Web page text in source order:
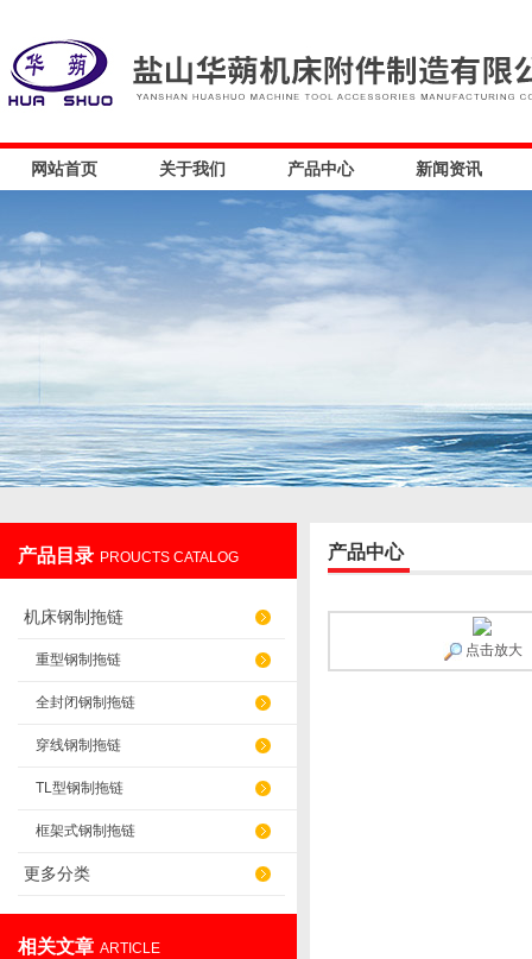
网站首页 关于我们 产品中心 新闻资讯
产品目录 PROUCTS CATALOG
机床钢制拖链
重型钢制拖链
全封闭钢制拖链
穿线钢制拖链
TL型钢制拖链
框架式钢制拖链
更多分类
相关文章 ARTICLE
产品中心
点击放大